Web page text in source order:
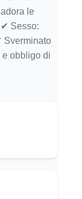
le
Sesso:
Sverminato
e obbligo di